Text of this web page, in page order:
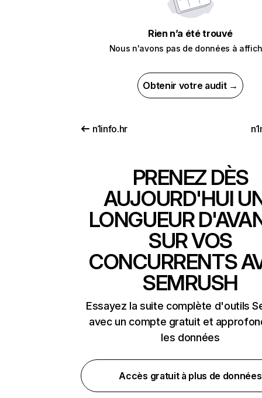
Rien n’a été trouvé
Nous n'avons pas de données à
Obtenir votre audit →
n1info.hr
PRENEZ DÈS
AUJOURD'HUI
LONGUEUR
SUR VOS
CONCURRENTS
SEMRUSH
Essayez la suite complète d'outils
avec un compte gratuit et
les données
Accès gratuit à plus de données